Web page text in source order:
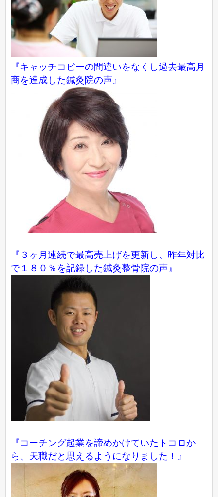
『キャッチコピーの間違いをなくし過去最高月
商を達成した鍼灸院の声』
『３ヶ月連続で最高売上げを更新し、昨年対比
で１８０％を記録した鍼灸整骨院の声』
『コーチング起業を諦めかけていたトコロか
ら、天職だと思えるようになりました！』